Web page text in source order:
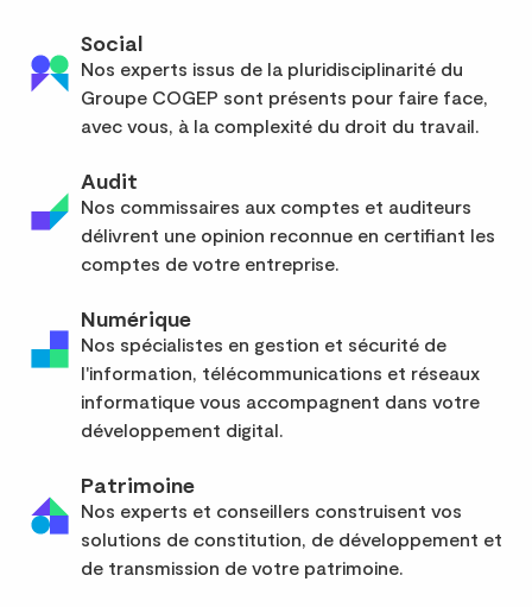
Social
Nos experts issus de la pluridisciplinarité du
Groupe COGEP sont présents pour faire face,
avec vous, à la complexité du droit du travail.
Audit
Nos commissaires aux comptes et auditeurs
délivrent une opinion reconnue en certifiant les
comptes de votre entreprise.
Numérique
Nos spécialistes en gestion et sécurité de
l'information, télécommunications et réseaux
informatique vous accompagnent dans votre
développement digital.
Patrimoine
Nos experts et conseillers construisent vos
solutions de constitution, de développement et
de transmission de votre patrimoine.